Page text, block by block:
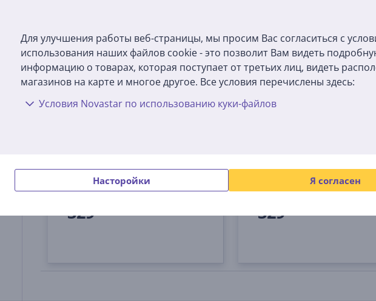
Для улучшения работы веб-страницы, мы просим Вас согласиться с
использования наших файлов cookie - это позволит Вам видеть
информацию о товарах, которая поступает от третьих лиц, видеть
магазинов на карте и многое другое. Все условия перечислены здесь:
Условия Novastar по использованию куки-файлов
Насторойки Я согласен
329 329